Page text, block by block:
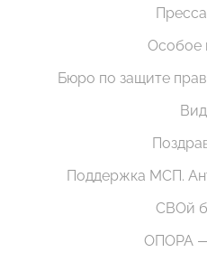
Особое
Бюро по защите
Поддержка МСП.
СВОй
ОПОРА